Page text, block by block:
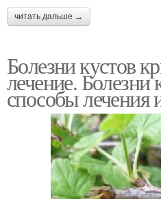
читать дальше →
Болезни кустов
лечение.
способы